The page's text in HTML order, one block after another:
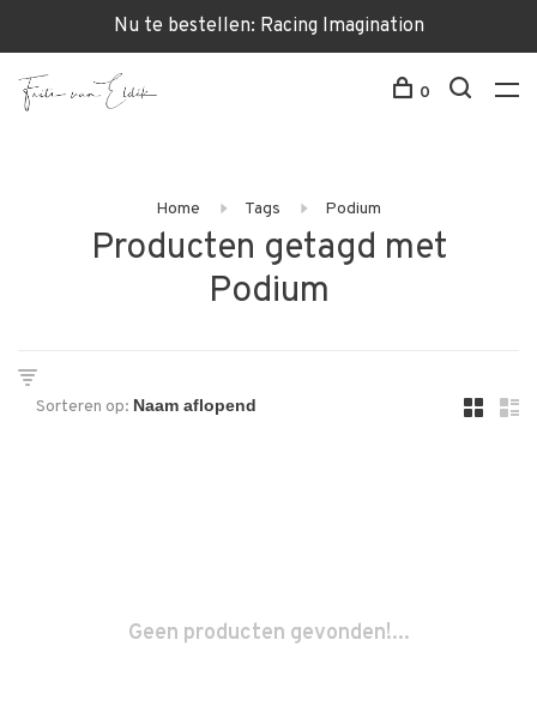
Nu te bestellen: Racing Imagination
0
Home Tags Podium
Producten getagd met
Podium
Sorteren op:
Geen producten gevonden!...